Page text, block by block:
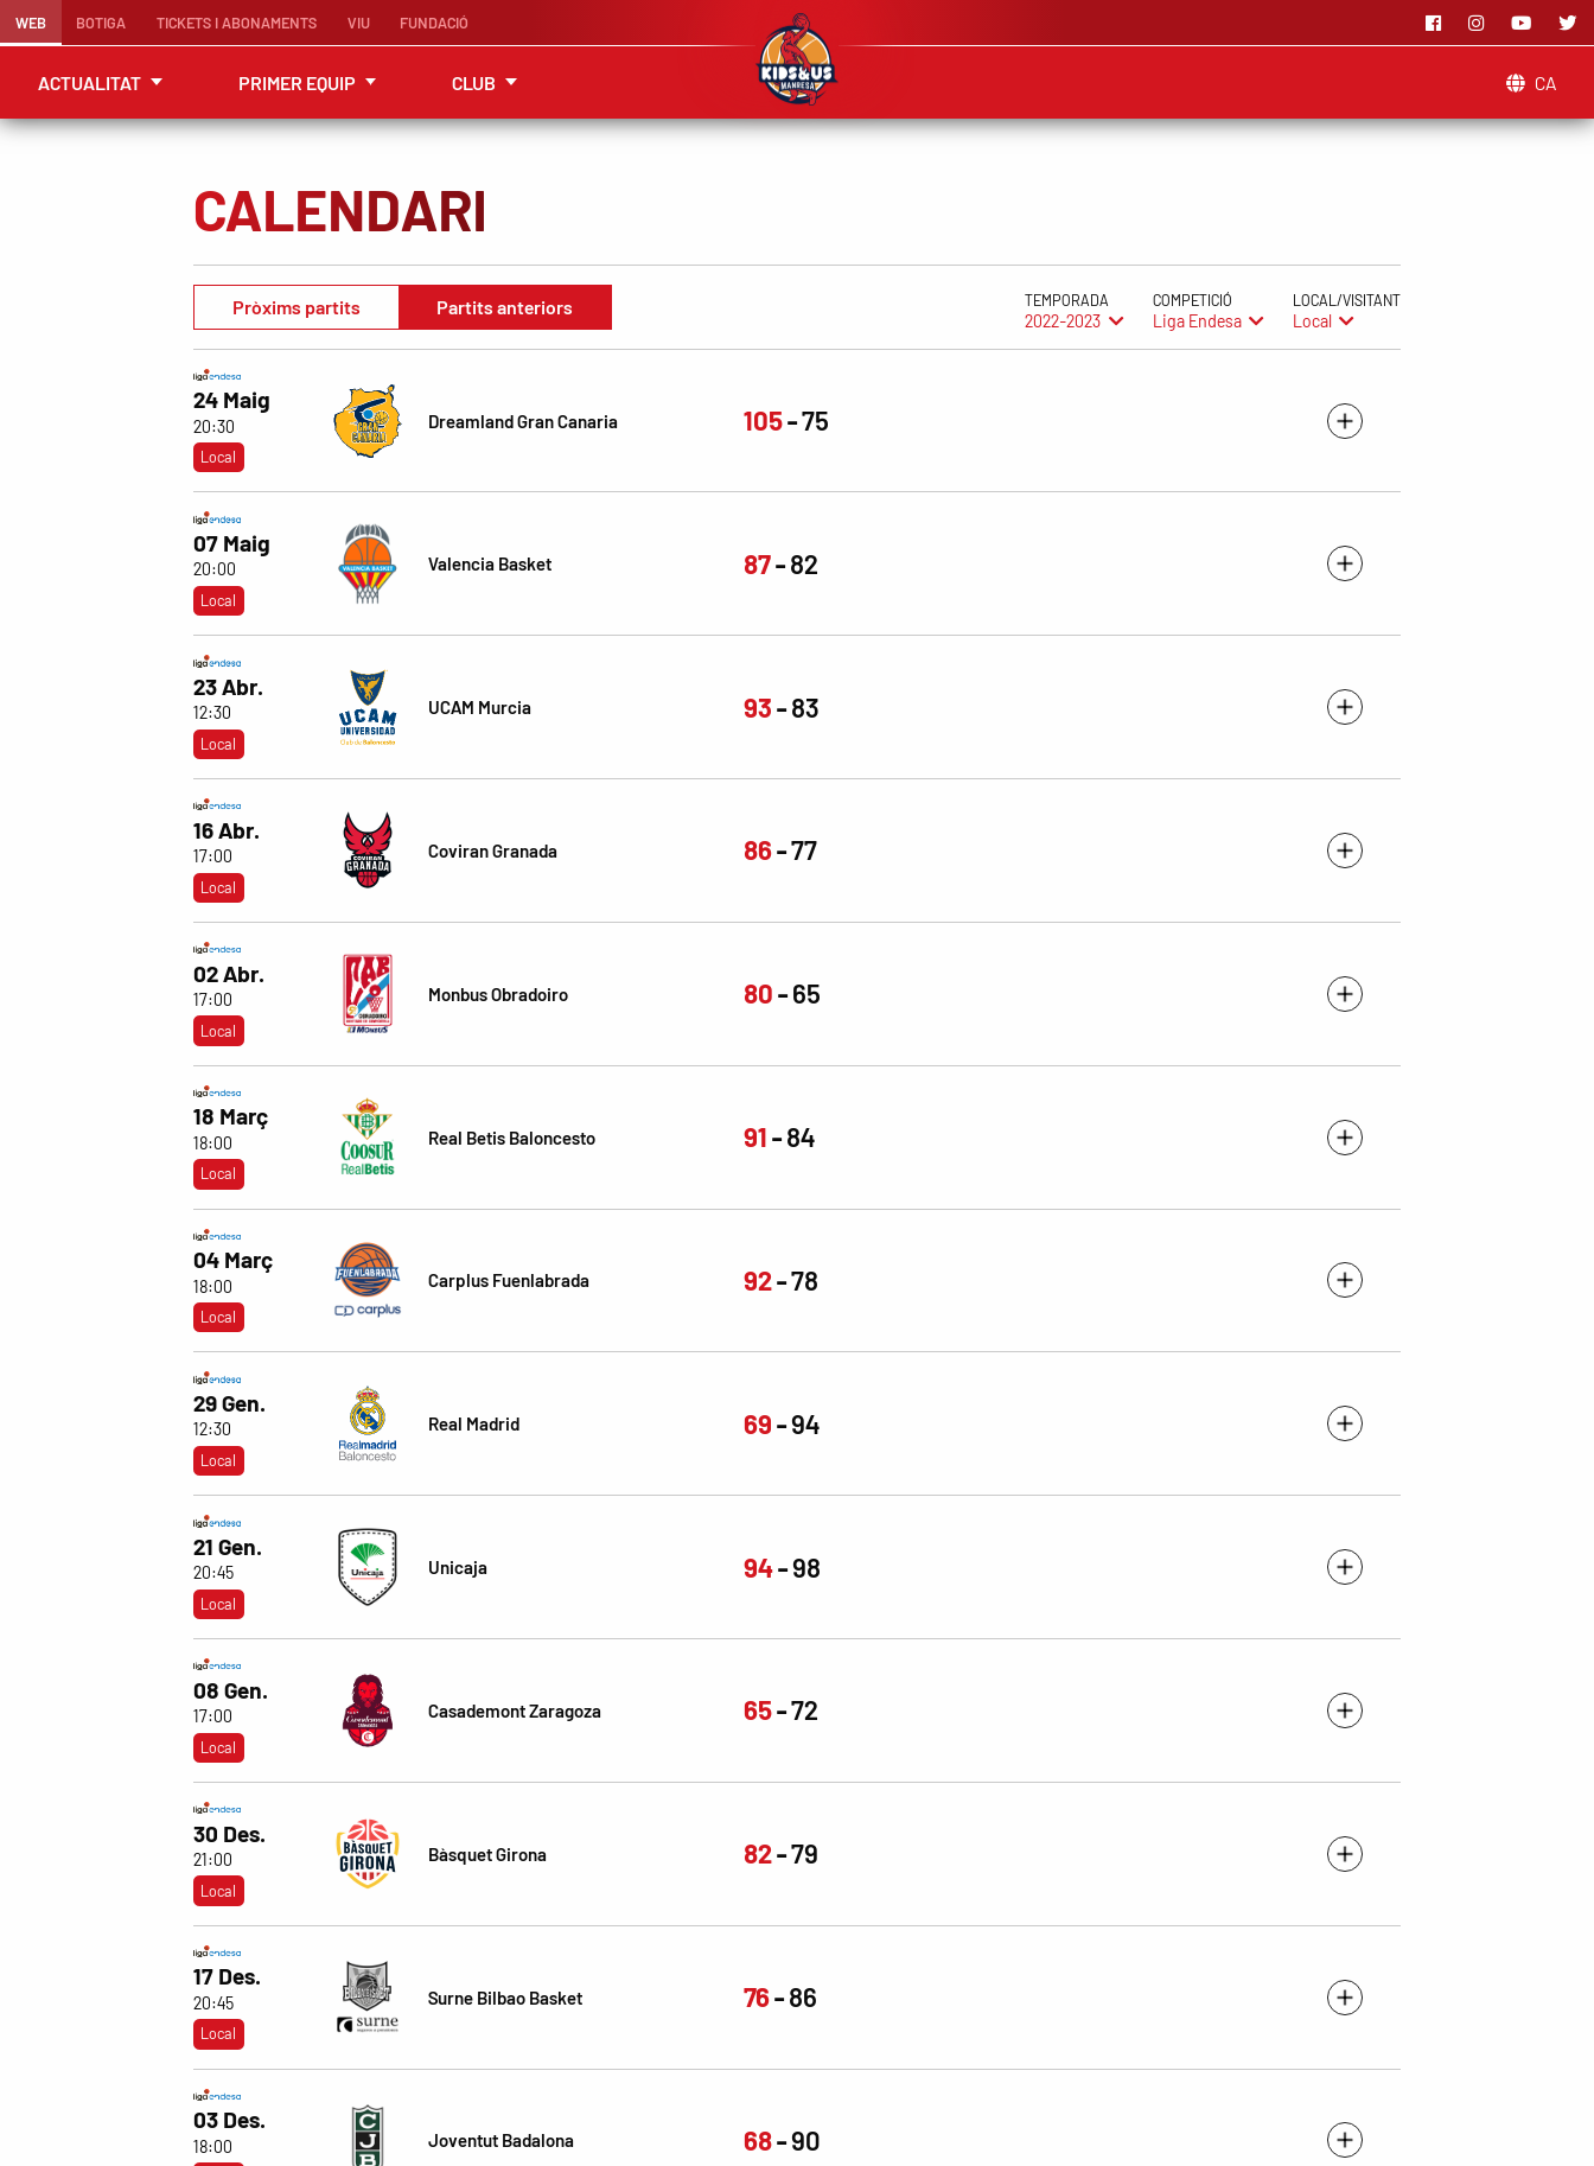
WEB BOTIGA TICKETS I ABONAMENTS VIU FUNDACIÓ
ACTUALITAT PRIMER EQUIP CLUB CA
CALENDARI
Pròxims partits Partits anteriors TEMPORADA
2022-2023
COMPETICIÓ
Liga Endesa
LOCAL/VISITANT
Local
24 Maig
20:30
Local
Dreamland Gran Canaria 105 75
07 Maig
20:00
Local
Valencia Basket 87 82
23 Abr.
12:30
Local
UCAM Murcia 93 83
16 Abr.
17:00
Local
Coviran Granada 86 77
02 Abr.
17:00
Local
Monbus Obradoiro 80 65
18 Març
18:00
Local
Real Betis Baloncesto 91 84
04 Març
18:00
Local
Carplus Fuenlabrada 92 78
29 Gen.
12:30
Local
Real Madrid 69 94
21 Gen.
20:45
Local
Unicaja 94 98
08 Gen.
17:00
Local
Casademont Zaragoza 65 72
30 Des.
21:00
Local
Bàsquet Girona 82 79
17 Des.
20:45
Local
Surne Bilbao Basket 76 86
03 Des.
18:00 Joventut Badalona 68 90